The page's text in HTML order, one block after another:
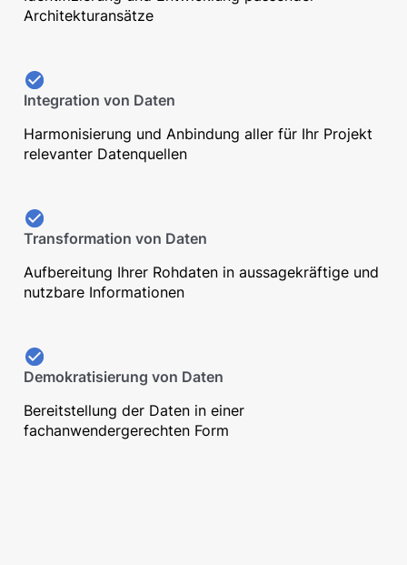
Architekturansätze
Integration von Daten
Harmonisierung und Anbindung aller für Ihr Projekt
relevanter Datenquellen
Transformation von Daten
Aufbereitung Ihrer Rohdaten in aussagekräftige und
nutzbare Informationen
Demokratisierung von Daten
Bereitstellung der Daten in einer
fachanwendergerechten Form